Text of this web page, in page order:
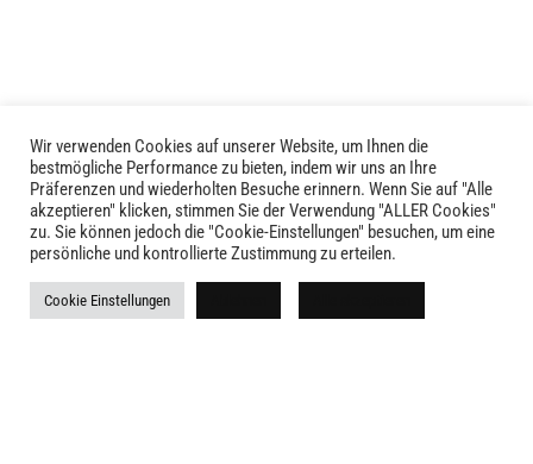
Produktseite
gewählt
werden
LIVID © 2024
Kontakt
Versandkosten
Wir verwenden Cookies auf unserer Website, um Ihnen die
bestmögliche Performance zu bieten, indem wir uns an Ihre
Präferenzen und wiederholten Besuche erinnern. Wenn Sie auf "Alle
akzeptieren" klicken, stimmen Sie der Verwendung "ALLER Cookies"
zu. Sie können jedoch die "Cookie-Einstellungen" besuchen, um eine
persönliche und kontrollierte Zustimmung zu erteilen.
Cookie Einstellungen